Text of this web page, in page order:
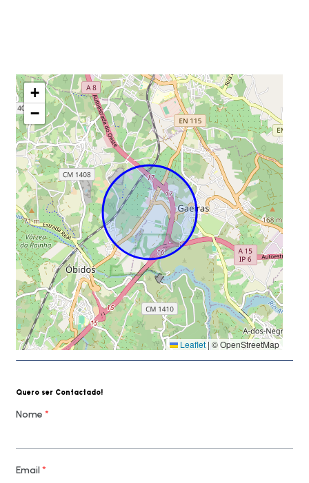
+
−
Leaflet | © OpenStreetMap
Quero ser Contactado!
Nome *
Email*